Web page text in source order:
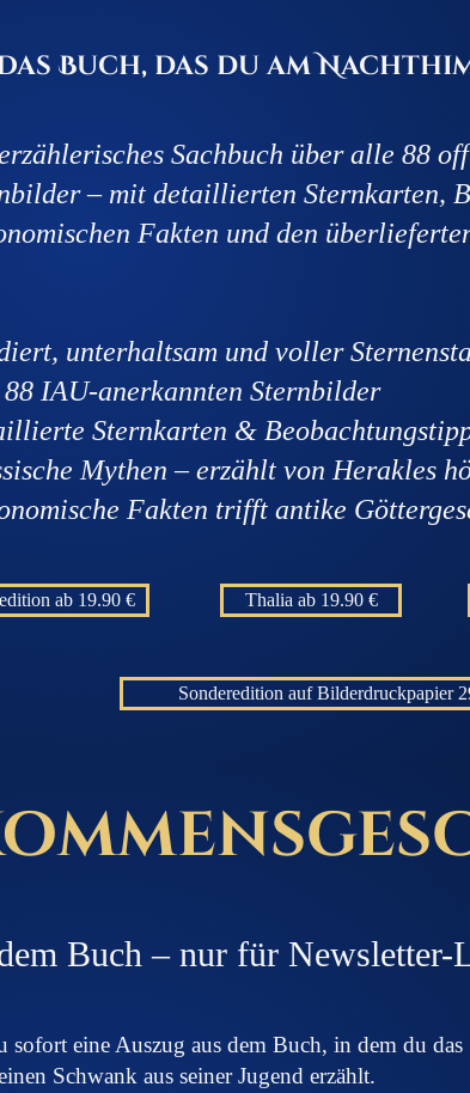
Buch, das du am
Sachbuch über alle 88
– mit detaillierten Sternkarten,
Fakten und den
unterhaltsam und voller
IAU-anerkannten Sternbilder
Sternkarten &
Mythen – erzählt von Herakles
Fakten trifft antike
ab 19.90 € Thalia ab 19.90 €
Sonderedition auf Bilderdruckpapier
Buch – nur für Newsletter-
eine Auszug aus dem Buch, in dem du
Schwank aus seiner Jugend erzählt.